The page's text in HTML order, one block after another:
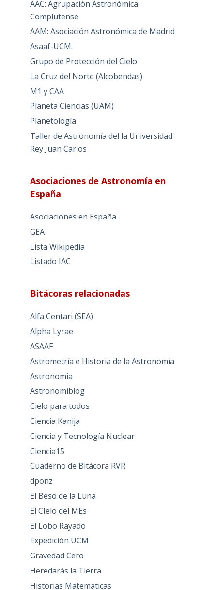
AAC: Agrupación Astronómica
Complutense
AAM: Asociación Astronómica de Madrid
Asaaf-UCM.
Grupo de Protección del Cielo
La Cruz del Norte (Alcobendas)
M1 y CAA
Planeta Ciencias (UAM)
Planetología
Taller de Astronomía del la Universidad
Rey Juan Carlos
Asociaciones de Astronomía en
España
Asociaciones en España
GEA
Lista Wikipedia
Listado IAC
Bitácoras relacionadas
Alfa Centari (SEA)
Alpha Lyrae
ASAAF
Astrometría e Historia de la Astronomía
Astronomia
Astronomiblog
Cielo para todos
Ciencia Kanija
Ciencia y Tecnología Nuclear
Ciencia15
Cuaderno de Bitácora RVR
dponz
El Beso de la Luna
El CIelo del MEs
El Lobo Rayado
Expedición UCM
Gravedad Cero
Heredarás la Tierra
Historias Matemáticas